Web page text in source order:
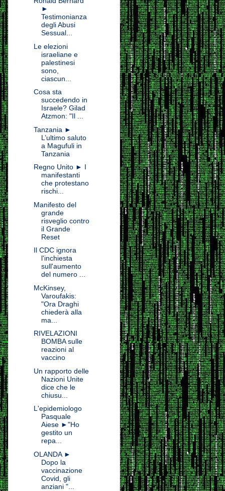
►
Testimonianza
degli Abusi
Sessual...
Le elezioni
israeliane e
palestinesi
sono,
ciascun...
Cosa sta
succedendo in
Israele? Gilad
Atzmon: "Il ...
Tanzania ►
L’ultimo saluto
a Magufuli in
Tanzania
Regno Unito ► I
manifestanti
che protestano
rischi...
Manifesto del
grande
risveglio contro
il Grande
Reset
Il CDC ignora
l'inchiesta
sull'aumento
del numero ...
McKinsey,
Varoufakis:
"Ora Draghi
chiederà alla
ma...
RIVELAZIONI
BOMBA sulle
reazioni al
vaccino
Un rapporto delle
Nazioni Unite
dice che le
chiusu...
L'epidemiologo
Pasquale
Aiese ►"Ho
gestito un
repa...
OLANDA ►
Dopo la
vaccinazione
Covid, gli
anziani "...